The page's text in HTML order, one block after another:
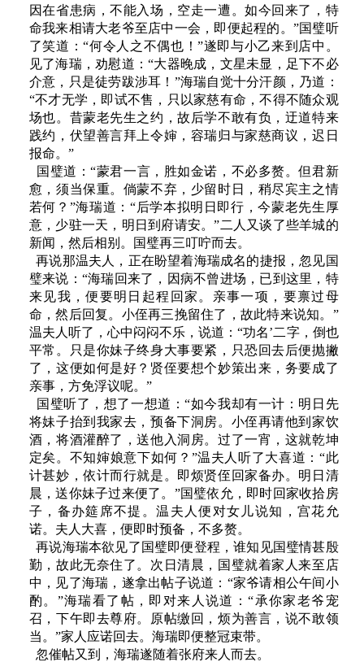
因在省患病，不能入场，空走一遭。如今回来了，特
命我来相请大老爷至店中一会，即便起程的。”国璧听
了笑道：“何令人之不偶也！”遂即与小乙来到店中。
见了海瑞，劝慰道：“大器晚成，文星未显，足下不必
介意，只是徒劳跋涉耳！”海瑞自觉十分汗颜，乃道：
“不才无学，即试不售，只以家慈有命，不得不随众观
场也。昔蒙老先生之约，故后学不敢有负，迂道特来
践约，伏望善言拜上令婶，容瑞归与家慈商议，迟日
报命。”
国璧道：“蒙君一言，胜如金诺，不必多赘。但君新
愈，须当保重。倘蒙不弃，少留时日，稍尽宾主之情
若何？”海瑞道：“后学本拟明日即行，今蒙老先生厚
意，少驻一天，明日到府请安。”二人又谈了些羊城的
新闻，然后相别。国璧再三叮咛而去。
再说那温夫人，正在盼望着海瑞成名的捷报，忽见国
璧来说：“海瑞回来了，因病不曾进场，已到这里，特
来见我，便要明日起程回家。亲事一项，要禀过母
命，然后回复。小侄再三挽留住了，故此特来说知。”
温夫人听了，心中闷闷不乐，说道：“功名’二字，倒也
平常。只是你妹子终身大事要紧，只恐回去后便抛撇
了，这便如何是好？贤侄要想个妙策出来，务要成了
亲事，方免浮议呢。”
国璧听了，想了一想道：“如今我却有一计：明日先
将妹子抬到我家去，预备下洞房。小侄再请他到家饮
酒，将酒灌醉了，送他入洞房。过了一宵，这就乾坤
定矣。不知婶娘意下如何？”温夫人听了大喜道：“此
计甚妙，依计而行就是。即烦贤侄回家备办。明日清
晨，送你妹子过来便了。”国璧依允，即时回家收拾房
子，备办筵席不提。温夫人便对女儿说知，宫花允
诺。夫人大喜，便即时预备，不多赘。
再说海瑞本欲见了国璧即便登程，谁知见国璧情甚殷
勤，故此无奈住了。次日清晨，国璧就着家人来至店
中，见了海瑞，遂拿出帖子说道：“家爷请相公午间小
酌。”海瑞看了帖，即对来人说道：“承你家老爷宠
召，下午即去尊府。原帖缴回，烦为善言，说不敢领
当。”家人应诺回去。海瑞即便整冠束带。
忽催帖又到，海瑞遂随着张府来人而去。